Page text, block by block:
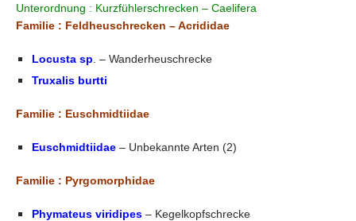
Unterordnung : Kurzfühlerschrecken – Caelifera
Familie : Feldheuschrecken – Acrididae
Locusta sp . – Wanderheuschrecke
Truxalis burtti
Familie : Euschmidtiidae
Euschmidtiidae – Unbekannte Arten (2)
Familie : Pyrgomorphidae
Phymateus viridipes – Kegelkopfschrecke